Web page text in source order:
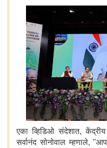
एका व्हिडिओ संदेशात,
सर्वानंद सोनोवाल म्हणाले,